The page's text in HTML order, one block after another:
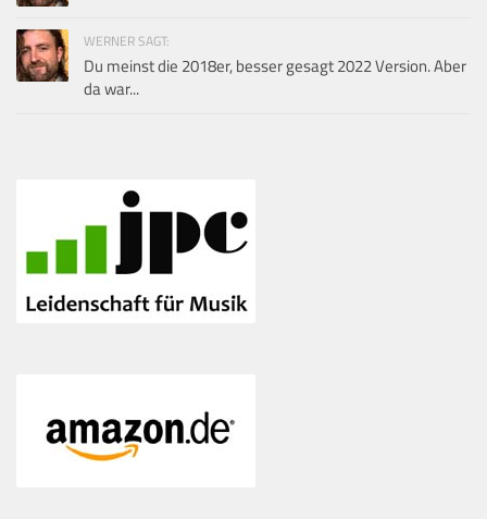
WERNER SAGT:
Du meinst die 2018er, besser gesagt 2022 Version. Aber
da war...